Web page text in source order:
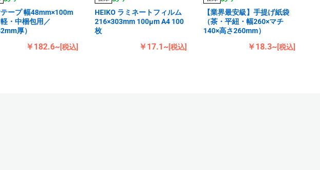
ープ 幅48mm×100m
・中梱包用／
厚）
￥182.6~[税込]
HEIKO ラミネートフィルム
216×303mm 100μm A4 100
枚
￥17.1~[税込]
【業界最安級】手提げ紙袋
（茶・平紐・幅260×マチ
140×高さ260mm）
￥18.3~[税込]